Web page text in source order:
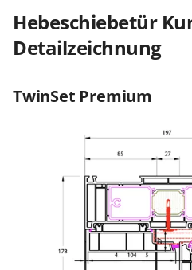
Balkontüren
Terrassentüren
Sonnenschutz
Zäune & Tore
Hebeschiebetür
Detailzeichnung
TwinSet Premium